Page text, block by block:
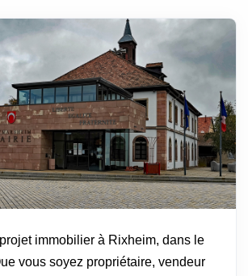
immobilier à Rixheim, dans le
vous soyez propriétaire, vendeur